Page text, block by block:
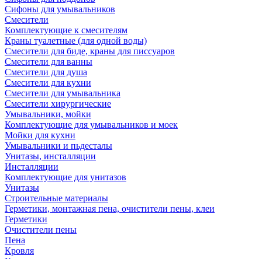
Сифоны для умывальников
Смесители
Комплектующие к смесителям
Краны туалетные (для одной воды)
Смесители для биде, краны для писсуаров
Смесители для ванны
Смесители для душа
Смесители для кухни
Смесители для умывальника
Смесители хирургические
Умывальники, мойки
Комплектующие для умывальников и моек
Мойки для кухни
Умывальники и пьдесталы
Унитазы, инсталляции
Инсталляции
Комплектующие для унитазов
Унитазы
Строительные материалы
Герметики, монтажная пена, очистители пены, клеи
Герметики
Очистители пены
Пена
Кровля